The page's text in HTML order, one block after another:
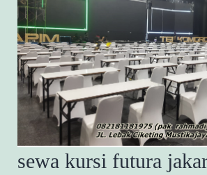
sewa kursi futura